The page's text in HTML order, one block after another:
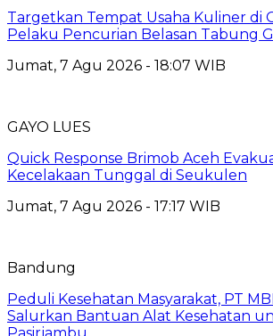
Targetkan Tempat Usaha Kuliner di
Pelaku Pencurian Belasan Tabung
Jumat, 7 Agu 2026 - 18:07 WIB
GAYO LUES
Quick Response Brimob Aceh
Kecelakaan Tunggal di Seukulen
Jumat, 7 Agu 2026 - 17:17 WIB
Bandung
Peduli Kesehatan Masyarakat, PT
Salurkan Bantuan Alat Kesehatan